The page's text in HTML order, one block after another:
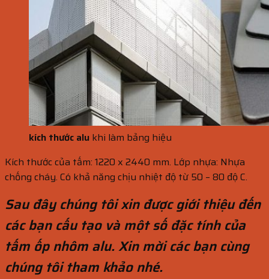
kích thước alu khi làm bảng hiệu
Kích thước của tấm: 1220 x 2440 mm. Lớp nhựa: Nhựa
chống cháy. Có khả năng chịu nhiệt độ từ 50 – 80 độ C.
Sau đây chúng tôi xin được giới thiệu đến
các bạn cấu tạo và một số đặc tính của
tấm ốp nhôm alu. Xin mời các bạn cùng
chúng tôi tham khảo nhé.